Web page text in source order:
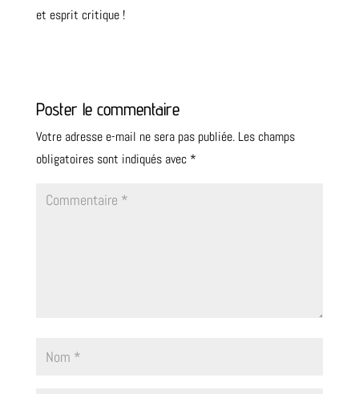
et esprit critique !
Poster le commentaire
Votre adresse e-mail ne sera pas publiée. Les champs
obligatoires sont indiqués avec *